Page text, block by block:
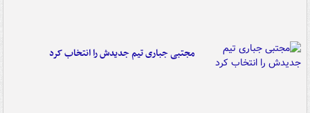
مجتبی جباری تیم جدیدش را انتخاب کرد